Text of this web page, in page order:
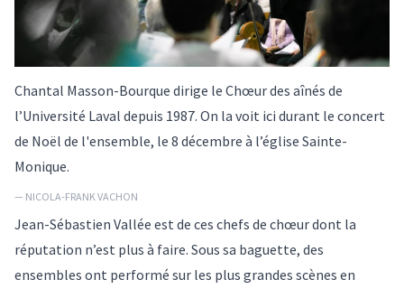
Chantal Masson-Bourque dirige le Chœur des aînés de
l’Université Laval depuis 1987. On la voit ici durant le concert
de Noël de l'ensemble, le 8 décembre à l’église Sainte-
Monique.
— NICOLA-FRANK VACHON
Jean-Sébastien Vallée est de ces chefs de chœur dont la
réputation n’est plus à faire. Sous sa baguette, des
ensembles ont performé sur les plus grandes scènes en